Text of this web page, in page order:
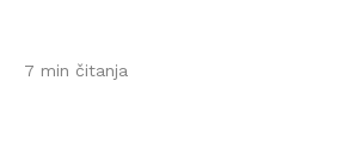
7 min čitanja